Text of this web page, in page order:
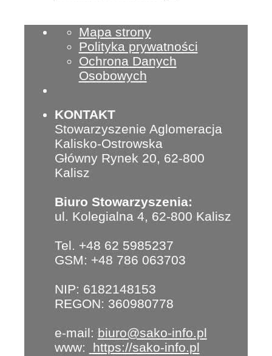
Mapa strony
Polityka prywatności
Ochrona Danych
Osobowych
KONTAKT
Stowarzyszenie Aglomeracja
Kalisko-Ostrowska
Główny Rynek 20, 62-800
Kalisz
Biuro Stowarzyszenia:
ul. Kolegialna 4, 62-800 Kalisz
Tel. +48 62 5985237
GSM: +48 786 063703
NIP: 6182148153
REGON: 360980778
e-mail: biuro@sako-info.pl
www:
https://sako-info.pl